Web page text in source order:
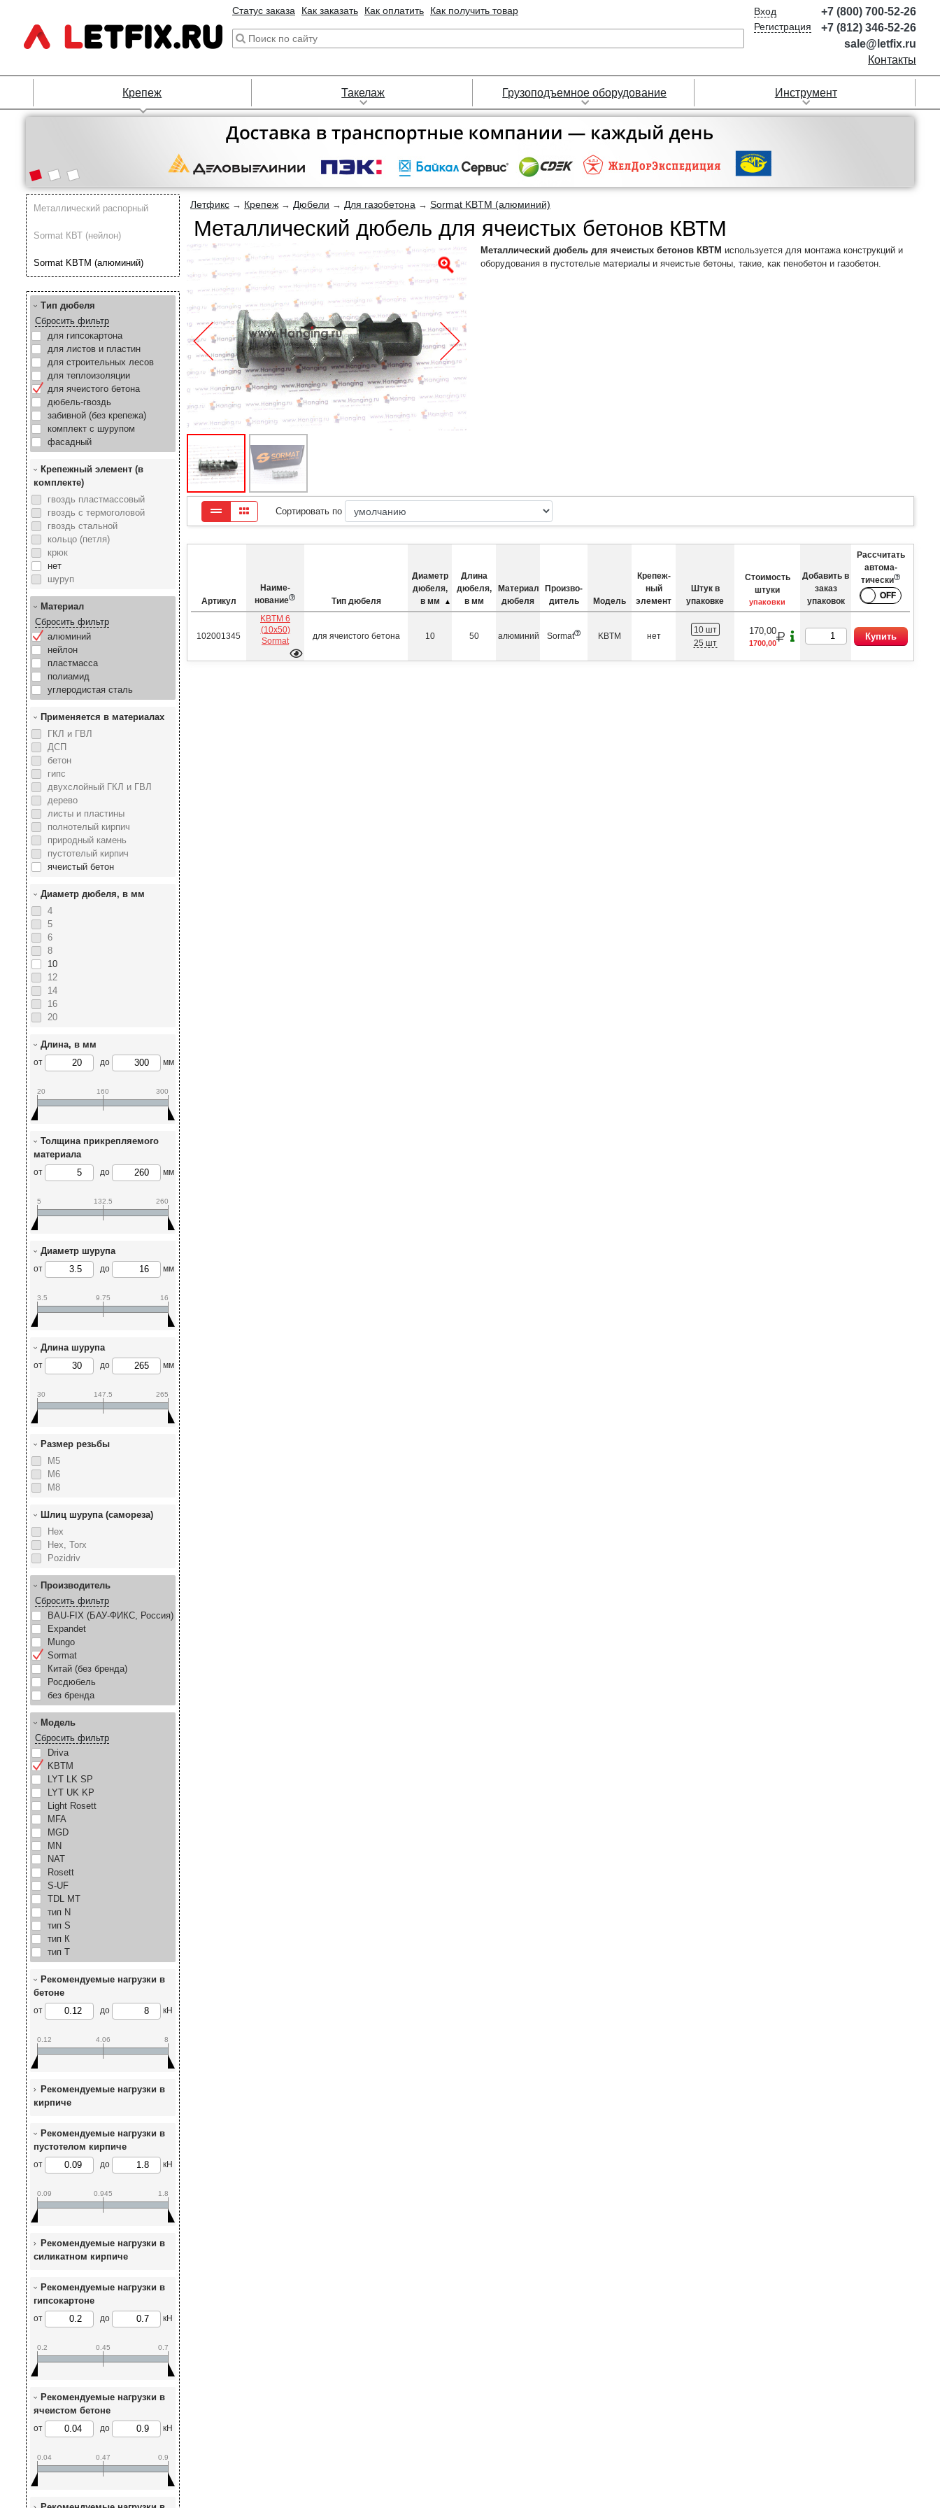
Статус заказа Как заказать Как оплатить Как получить товар
Вход
Регистрация
+7 (800) 700-52-26
+7 (812) 346-52-26
sale@letfix.ru
Контакты
Крепеж Такелаж Грузоподъемное оборудование Инструмент
Металлический распорный
Sormat КВТ (нейлон)
Sormat KBTM (алюминий)
Тип дюбеля
Сбросить фильтр
для гипсокартона
для листов и пластин
для строительных лесов
для теплоизоляции
для ячеистого бетона
дюбель-гвоздь
забивной (без крепежа)
комплект с шурупом
фасадный
Крепежный элемент (в
комплекте)
гвоздь пластмассовый
гвоздь с термоголовой
гвоздь стальной
кольцо (петля)
крюк
нет
шуруп
Материал
Сбросить фильтр
алюминий
нейлон
пластмасса
полиамид
углеродистая сталь
Применяется в материалах
ГКЛ и ГВЛ
ДСП
бетон
гипс
двухслойный ГКЛ и ГВЛ
дерево
листы и пластины
полнотелый кирпич
природный камень
пустотелый кирпич
ячеистый бетон
Диаметр дюбеля, в мм
4
5
6
8
10
12
14
16
20
Длина, в мм
от до мм
20 160 300
Толщина прикрепляемого
материала
от до мм
5 132.5 260
Диаметр шурупа
от до мм
3.5 9.75 16
Длина шурупа
от до мм
30 147.5 265
Размер резьбы
М5
М6
М8
Шлиц шурупа (самореза)
Hex
Hex, Torx
Pozidriv
Производитель
Сбросить фильтр
BAU-FIX (БАУ-ФИКС, Россия)
Expandet
Mungo
Sormat
Китай (без бренда)
Росдюбель
без бренда
Модель
Сбросить фильтр
Driva
KBTM
LYT LK SP
LYT UK KP
Light Rosett
MFA
MGD
MN
NAT
Rosett
S-UF
TDL MT
тип N
тип S
тип К
тип Т
Рекомендуемые нагрузки в
бетоне
от до кН
0.12 4.06 8
Рекомендуемые нагрузки в
кирпиче
Рекомендуемые нагрузки в
пустотелом кирпиче
от до кН
0.09 0.945 1.8
Рекомендуемые нагрузки в
силикатном кирпиче
Рекомендуемые нагрузки в
гипсокартоне
от до кН
0.2 0.45 0.7
Рекомендуемые нагрузки в
ячеистом бетоне
от до кН
0.04 0.47 0.9
Летфикс → Крепеж → Дюбели → Для газобетона → Sormat KBTM (алюминий)
Металлический дюбель для ячеистых бетонов КВТМ
Металлический дюбель для ячеистых бетонов КВТМ используется для монтажа конструкций и
оборудования в пустотелые материалы и ячеистые бетоны, такие, как пенобетон и газобетон.
Сортировать по
Артикул
Наиме­
нование
Тип дюбеля
Диаметр
дюбеля,
в мм
Длина
дюбеля,
в мм
Материал
дюбеля
Произво­
дитель
Модель
Крепеж­
ный
элемент
Штук в
упаковке
Стоимость
штуки
упаковки
Добавить в
заказ
упаковок
Рассчитать
автома­
тически
102001345
KBTM 6
(10х50)
Sormat
для ячеистого бетона 10 50 алюминий Sormat KBTM нет
10 шт
25 шт
170,00
1700,00
Купить